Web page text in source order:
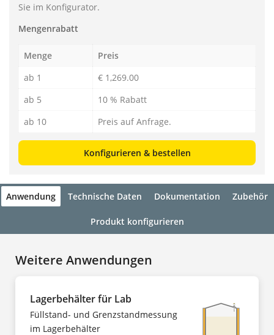
Sie im Konfigurator.
Mengenrabatt
Menge
Preis
ab 1
€ 1,269.00
ab 5
10 % Rabatt
ab 10
Preis auf Anfrage.
Konfigurieren & bestellen
Anwendung Technische Daten Dokumentation Zubehör
Produkt konfigurieren
Weitere Anwendungen
Lagerbehälter für Lab
Füllstand- und Grenzstandmessung
im Lagerbehälter